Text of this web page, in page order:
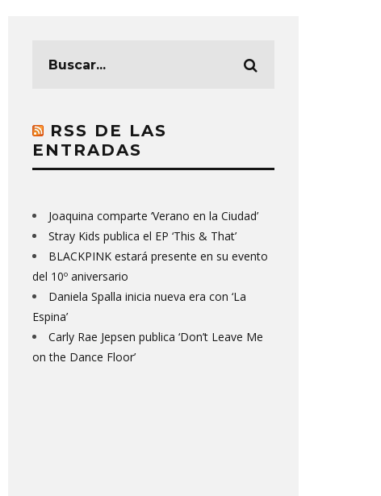
RSS DE LAS
ENTRADAS
Joaquina comparte ‘Verano en la Ciudad’
Stray Kids publica el EP ‘This & That’
BLACKPINK estará presente en su evento
del 10º aniversario
Daniela Spalla inicia nueva era con ‘La
Espina’
Carly Rae Jepsen publica ‘Don’t Leave Me
on the Dance Floor’